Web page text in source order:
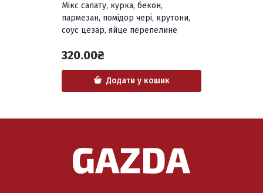
Мікс салату, курка, бекон,
пармезан, помідор чері, крутони,
соус цезар, яйце перепелине
320.00₴
Додати у кошик